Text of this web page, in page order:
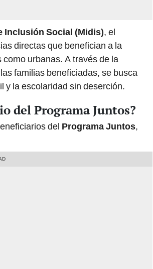
Inclusión Social (Midis), el
directas que benefician a la
urbanas. A través de la
familias beneficiadas, se busca
y la escolaridad sin deserción.
del Programa Juntos?
del Programa Juntos,